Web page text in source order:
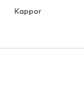
Kappor
Kjolar